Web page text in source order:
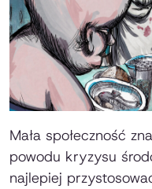
Mała społeczność
powodu kryzysu
najlepiej